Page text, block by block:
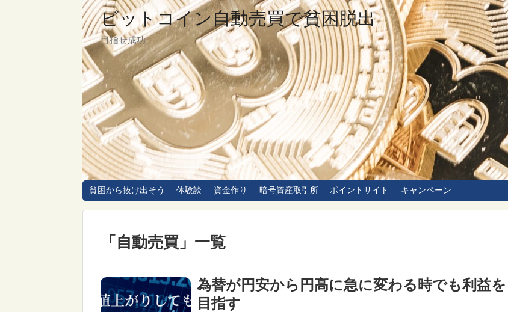
ビットコイン自動売買で貧困脱出
目指せ成功
貧困から抜け出そう 体験談 資金作り 暗号資産取引所 ポイントサイト キャンペーン
「 自動売買 」 一覧
為替が円安から円高に急に変わる時でも利益を
目指す